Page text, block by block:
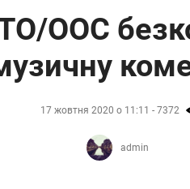
ООС
17 жовтня 2020 о 11:11 - 7372
admin